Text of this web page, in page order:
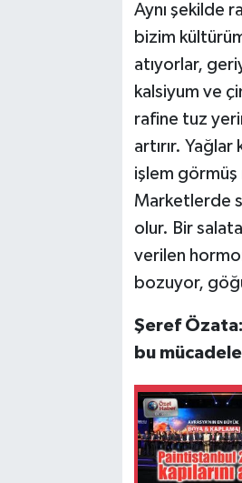
Aynı şekilde
bizim
atıyorlar,
kalsiyum ve
rafine tuz
artırır.
işlem görmüş
Marketlerde
olur. Bir
verilen
bozuyor,
Şeref Özata:
bu